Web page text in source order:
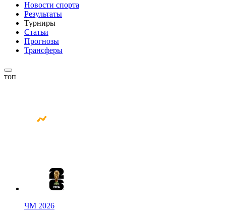
Новости спорта
Результаты
Турниры
Статьи
Прогнозы
Трансферы
топ
ЧМ 2026